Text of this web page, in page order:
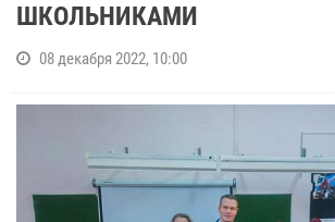
ШКОЛЬНИКАМИ
08 декабря 2022, 10:00